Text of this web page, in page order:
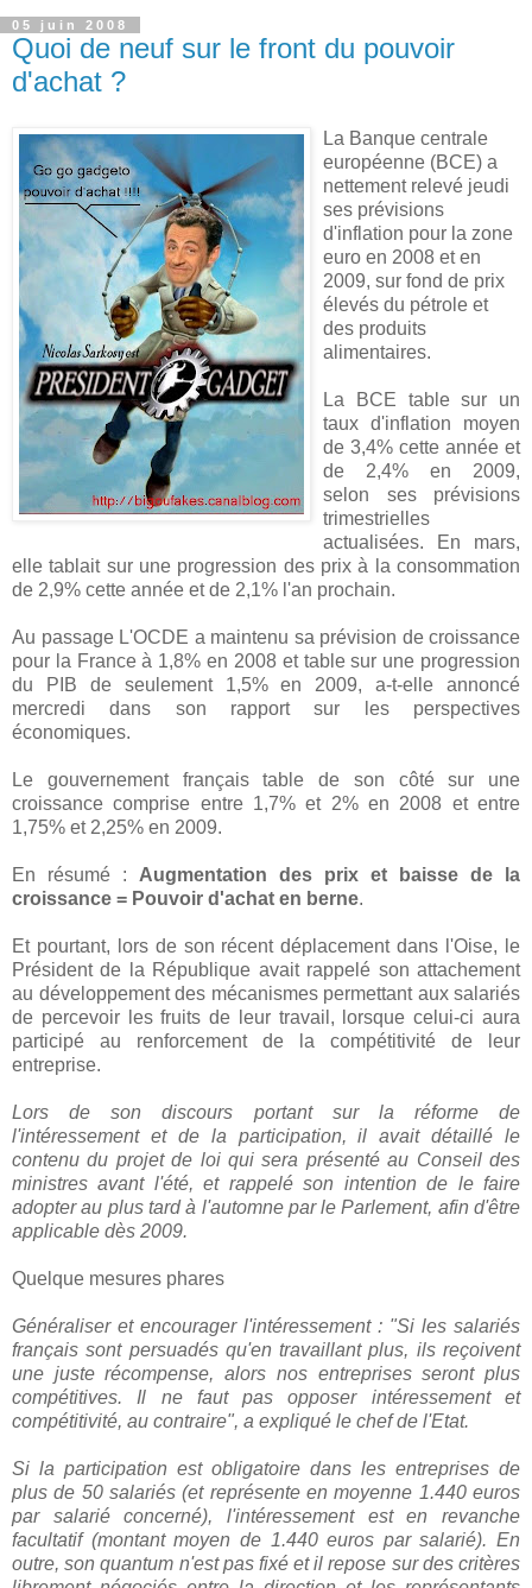
05 juin 2008
Quoi de neuf sur le front du pouvoir
d'achat ?
La Banque centrale
européenne (BCE) a
nettement relevé jeudi
ses prévisions
d'inflation pour la zone
euro en 2008 et en
2009, sur fond de prix
élevés du pétrole et
des produits
alimentaires.
La BCE table sur un
taux d'inflation moyen
de 3,4% cette année et
de 2,4% en 2009,
selon ses prévisions
trimestrielles
actualisées. En mars,
elle tablait sur une progression des prix à la consommation
de 2,9% cette année et de 2,1% l'an prochain.
Au passage L'OCDE a maintenu sa prévision de croissance
pour la France à 1,8% en 2008 et table sur une progression
du PIB de seulement 1,5% en 2009, a-t-elle annoncé
mercredi dans son rapport sur les perspectives
économiques.
Le gouvernement français table de son côté sur une
croissance comprise entre 1,7% et 2% en 2008 et entre
1,75% et 2,25% en 2009.
En résumé : Augmentation des prix et baisse de la
croissance = Pouvoir d'achat en berne.
Et pourtant, lors de son récent déplacement dans l'Oise, le
Président de la République avait rappelé son attachement
au développement des mécanismes permettant aux salariés
de percevoir les fruits de leur travail, lorsque celui-ci aura
participé au renforcement de la compétitivité de leur
entreprise.
Lors de son discours portant sur la réforme de
l'intéressement et de la participation, il avait détaillé le
contenu du projet de loi qui sera présenté au Conseil des
ministres avant l'été, et rappelé son intention de le faire
adopter au plus tard à l'automne par le Parlement, afin d'être
applicable dès 2009.
Quelque mesures phares
Généraliser et encourager l'intéressement : "Si les salariés
français sont persuadés qu'en travaillant plus, ils reçoivent
une juste récompense, alors nos entreprises seront plus
compétitives. Il ne faut pas opposer intéressement et
compétitivité, au contraire", a expliqué le chef de l'Etat.
Si la participation est obligatoire dans les entreprises de
plus de 50 salariés (et représente en moyenne 1.440 euros
par salarié concerné), l'intéressement est en revanche
facultatif (montant moyen de 1.440 euros par salarié). En
outre, son quantum n'est pas fixé et il repose sur des critères